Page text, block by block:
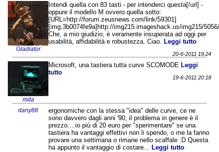
Gladiator
Intendi quella con 83 tasti - per intenderci questa[/url] -
oppure il modello M ovvero quella sotto:
[URL=http://forum.zeusnews.com/link/59301]
[img:3b0074fe9a]http://img215.imageshack.us/img215/
Che, a mio giudizio, è veramente insuperata ad oggi per
usabilità, affidabilità e robustezza. Ciao.
Leggi tutto
20-6-2011 19:24
mda
Microsoft, una tastiera tutta curve SCOMODE Leggi
tutto
19-6-2011 20:18
dany88
ergonomiche con la stessa "idea" delle curve, ce ne
sono davvero dagli anni '90, il problema in genere è il
prezzo....io più di 20 euro per "sperimentare" se una
tastiera ha vantaggi effettivi non li spendo, o me la fanno
provare una settimana o rimane nello scaffale :D Questa
ha appunto il vantaggio di costare... Leggi tutto